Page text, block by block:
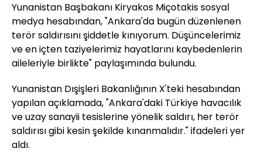
Yunanistan Başbakanı Kiryakos Miçotakis sosyal
medya hesabından, "Ankara'da bugün düzenlenen
terör saldırısını şiddetle kınıyorum. Düşüncelerimiz
ve en içten taziyelerimiz hayatlarını kaybedenlerin
aileleriyle birlikte" paylaşımında bulundu.
Yunanistan Dışişleri Bakanlığının X'teki hesabından
yapılan açıklamada, "Ankara'daki Türkiye havacılık
ve uzay sanayii tesislerine yönelik saldırı, her terör
saldırısı gibi kesin şekilde kınanmalıdır." ifadeleri yer
aldı.